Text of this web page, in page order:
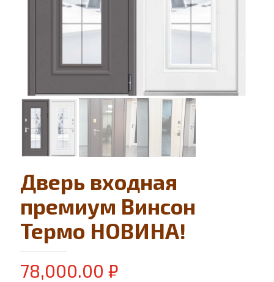
Дверь входная
премиум Винсон
Термо НОВИНА!
78,000.00 ₽